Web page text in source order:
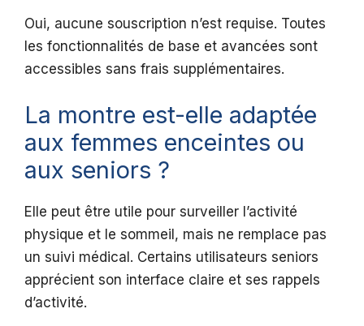
Oui, aucune souscription n’est requise. Toutes
les fonctionnalités de base et avancées sont
accessibles sans frais supplémentaires.
La montre est-elle adaptée
aux femmes enceintes ou
aux seniors ?
Elle peut être utile pour surveiller l’activité
physique et le sommeil, mais ne remplace pas
un suivi médical. Certains utilisateurs seniors
apprécient son interface claire et ses rappels
d’activité.